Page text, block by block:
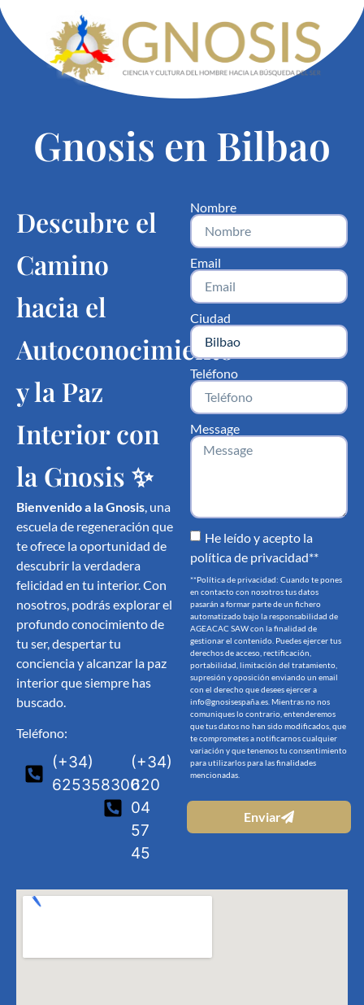
Gnosis en Bilbao
Descubre el
Camino
hacia el
Autoconocimiento
y la Paz
Interior con
la Gnosis ✨
Bienvenido a la Gnosis , una
escuela de regeneración que
te ofrece la oportunidad de
descubrir la verdadera
felicidad en tu interior. Con
nosotros, podrás explorar el
profundo conocimiento de
tu ser, despertar tu
conciencia y alcanzar la paz
interior que siempre has
buscado.
Teléfono:
(+34)
625358300
(+34)
620
04
57
45
Nombre
Email
Ciudad
Teléfono
Message
He leído y acepto la
política de privacidad**
**Política de privacidad: Cuando te pones
en contacto con nosotros tus datos
pasarán a formar parte de un fichero
automatizado bajo la responsabilidad de
AGEACAC SAW con la finalidad de
gestionar el contenido. Puedes ejercer tus
derechos de acceso, rectificación,
portabilidad, limitación del tratamiento,
supresión y oposición enviando un email
con el derecho que desees ejercer a
info@gnosisespaña.es. Mientras no nos
comuniques lo contrario, entenderemos
que tus datos no han sido modificados, que
te comprometes a notificarnos cualquier
variación y que tenemos tu consentimiento
para utilizarlos para las finalidades
mencionadas.
Enviar